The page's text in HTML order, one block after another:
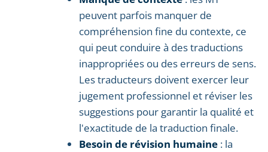
peuvent parfois manquer de
compréhension fine du contexte, ce
qui peut conduire à des traductions
inappropriées ou des erreurs de sens.
Les traducteurs doivent exercer leur
jugement professionnel et réviser les
suggestions pour garantir la qualité et
l'exactitude de la traduction finale.
Besoin de révision humaine : la